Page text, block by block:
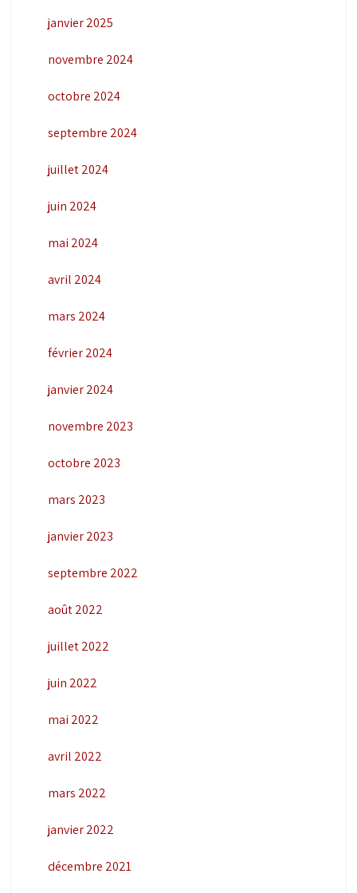
janvier 2025
novembre 2024
octobre 2024
septembre 2024
juillet 2024
juin 2024
mai 2024
avril 2024
mars 2024
février 2024
janvier 2024
novembre 2023
octobre 2023
mars 2023
janvier 2023
septembre 2022
août 2022
juillet 2022
juin 2022
mai 2022
avril 2022
mars 2022
janvier 2022
décembre 2021